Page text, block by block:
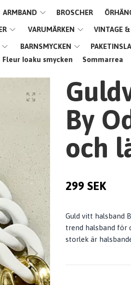
ARMBAND BROSCHER
VARUMÄRKEN VINTAGE
BARNSMYCKEN
Fleur Ioaku smycken
Sommarrea
By
och
299 SEK
Guld vitt halsband
trend halsband för
storlek är